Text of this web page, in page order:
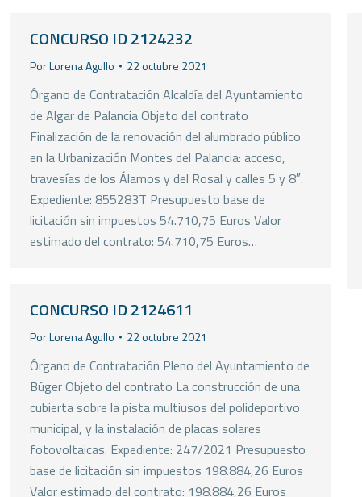
CONCURSO ID 2124232
PorLorena Agullo 22 octubre 2021
Órgano de Contratación Alcaldía del Ayuntamiento
de Algar de Palancia Objeto del contrato
Finalización de la renovación del alumbrado público
en la Urbanización Montes del Palancia: acceso,
travesías de los Álamos y del Rosal y calles 5 y 8″.
Expediente: 855283T Presupuesto base de
licitación sin impuestos 54.710,75 Euros Valor
estimado del contrato: 54.710,75 Euros…
CONCURSO ID 2124611
PorLorena Agullo 22 octubre 2021
Órgano de Contratación Pleno del Ayuntamiento de
Búger Objeto del contrato La construcción de una
cubierta sobre la pista multiusos del polideportivo
municipal, y la instalación de placas solares
fotovoltaicas. Expediente: 247/2021 Presupuesto
base de licitación sin impuestos 198.884,26 Euros
Valor estimado del contrato: 198.884,26 Euros